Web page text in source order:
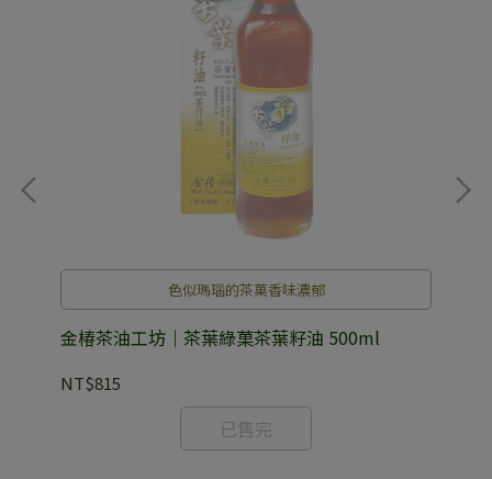
色似瑪瑙的茶菓香味濃郁
金椿茶油工坊｜茶葉綠菓茶葉籽油 500ml
NT$815
已售完